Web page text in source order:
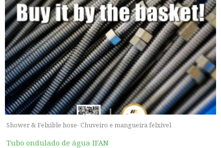
Shower & Felxible hose- Chuveiro e mangueira felxível
Tubo ondulado de água IFAN